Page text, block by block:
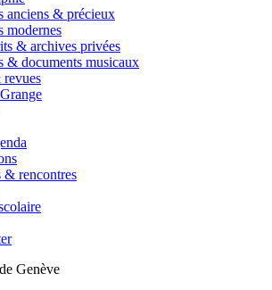
anciens & précieux
modernes
& archives privées
& documents musicaux
revues
& rencontres